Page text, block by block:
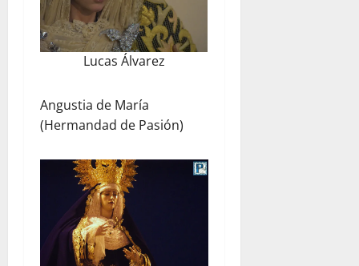
Lucas Álvarez
Angustia de María
(Hermandad de Pasión)